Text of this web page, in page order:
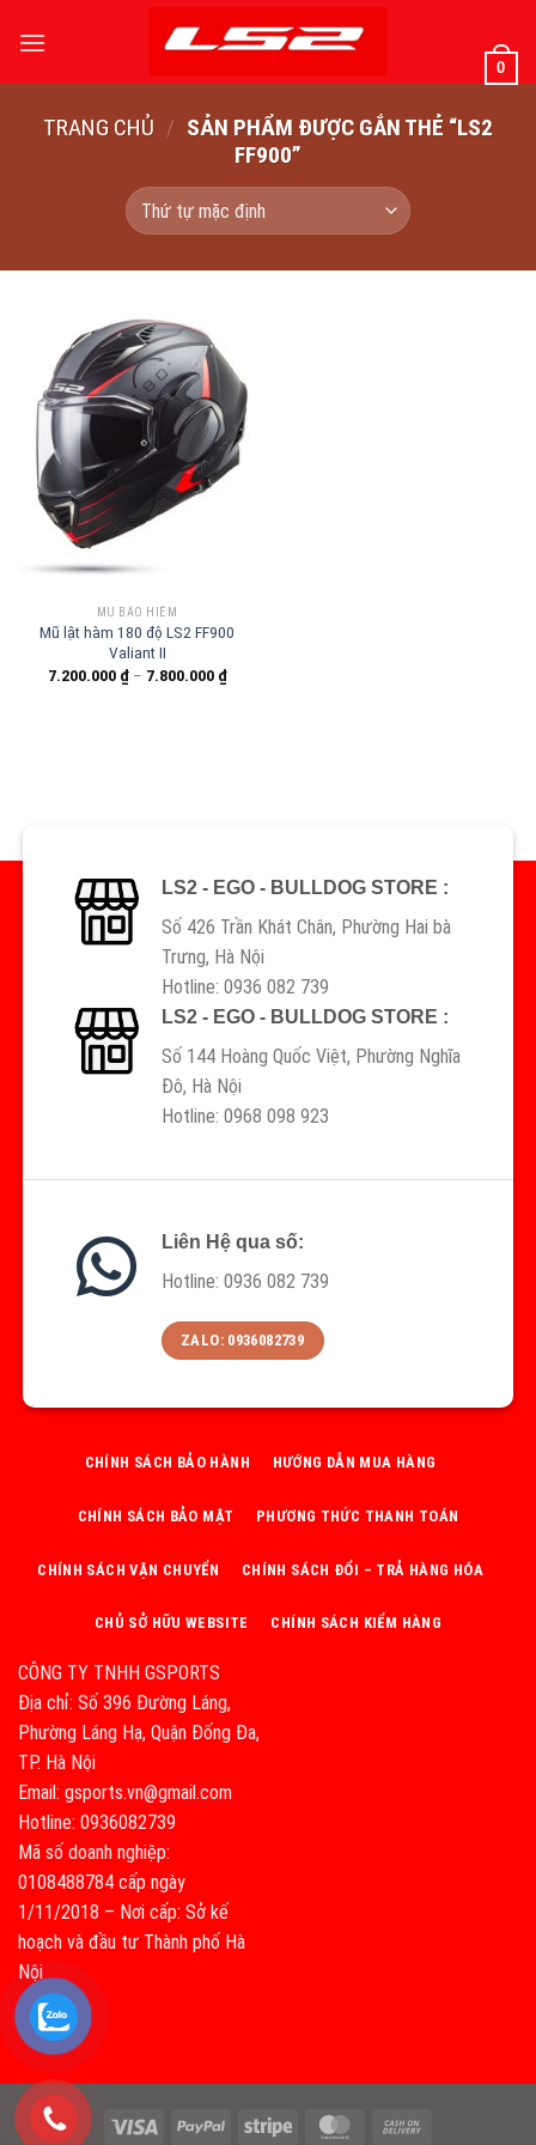
qua
0
TRANG CHỦ / SẢN PHẨM ĐƯỢC GẮN THẺ “LS2
FF900”
MŨ BẢO HIỂM
Mũ lật hàm 180 độ LS2 FF900
Valiant II
7.200.000 ₫– 7.800.000 ₫
LS2 - EGO - BULLDOG STORE :
Số 426 Trần Khát Chân, Phường Hai bà
Trưng, Hà Nội
Hotline: 0936 082 739
LS2 - EGO - BULLDOG STORE :
Số 144 Hoàng Quốc Việt, Phường Nghĩa
Đô, Hà Nội
Hotline: 0968 098 923
Liên Hệ qua số:
Hotline: 0936 082 739
ZALO: 0936082739
CÔNG TY TNHH GSPORTS
Địa chỉ: Số 396 Đường Láng,
Phường Láng Hạ, Quận Đống Đa,
TP. Hà Nội
Email: gsports.vn@gmail.com
Hotline: 0936082739
Mã số doanh nghiệp:
0108488784 cấp ngày
1/11/2018 – Nơi cấp: Sở kế
hoạch và đầu tư Thành phố Hà
Nội
CHÍNH SÁCH BẢO HÀNH HƯỚNG DẪN MUA HÀNG
CHÍNH SÁCH BẢO MẬT PHƯƠNG THỨC THANH TOÁN
CHÍNH SÁCH VẬN CHUYỂN CHÍNH SÁCH ĐỔI – TRẢ HÀNG HÓA
CHỦ SỞ HỮU WEBSITE CHÍNH SÁCH KIỂM HÀNG